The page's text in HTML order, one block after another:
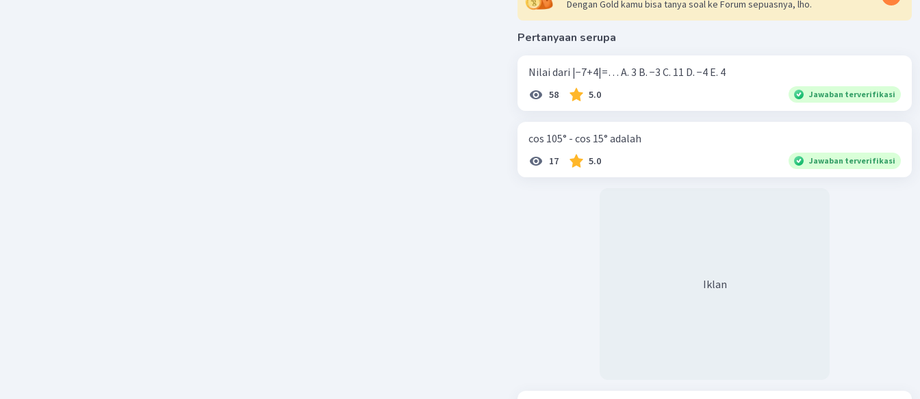
Dengan Gold kamu bisa tanya soal ke Forum sepuasnya, lho.
Pertanyaan serupa
Nilai dari |−7+4|=… A. 3 B. −3 C. 11 D. −4 E. 4
58 5.0 Jawaban terverifikasi
cos 105° - cos 15° adalah
17 5.0 Jawaban terverifikasi
Iklan